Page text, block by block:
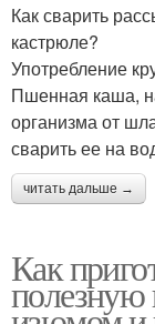
Как сварить
кастрюле?
Употребление
Пшенная каша,
организма от
сварить ее на
читать дальше →
Как